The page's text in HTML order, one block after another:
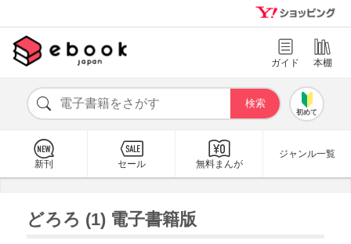
ガイド 本棚
初めて
新刊 セール 無料まんが
ジャンル一覧
どろろ (1) 電子書籍版